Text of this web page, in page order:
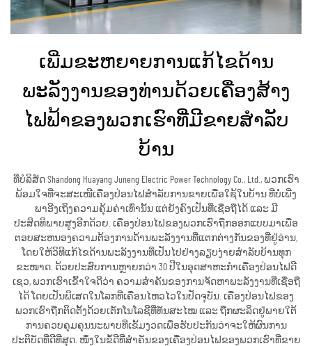
ເພີ່ມຂະຫຍາຍການແກ້ໄຂດ້ານ
ພະລັງງານຂອງທ່ານດ້ວຍເຄື່ອງສ້າງ
ໄຟຟ້າຂອງພວກເຮົາທີ່ມີຂາຍສຳລັບ
ບ້ານ
ທີ່ບໍລິສັດ Shandong Huayang Juneng Electric Power Technology Co., Ltd., ພວກເຮົາ
ພ້ອມໃຈທີ່ຈະສະເໜີເຄື່ອງປ່ອນໄຟສຳລັບການຂາຍເພື່ອໃຊ້ໃນບ້ານ ທີ່ບໍ່ເພີ່ງ
ພາອີງເຖິງຄວາມຄຸ້ມຄ່າເທົ່ານັ້ນ ແຕ່ຍັງຄົງເປັນທີ່ເຊື່ອຖືໄດ້ ແລະ ມີ
ປະສິດທິພາບສູງອີກດ້ວຍ. ເຄື່ອງປ່ອນໄຟຂອງພວກເຮົາຖືກອອກແບບມາເພື່ອ
ຕອບສະຫນອງຄວາມຕ້ອງການດ້ານພະລັງງານທີ່ແຕກຕ່າງກັນຂອງທີ່ຢູ່ອ່ານ,
ໂດຍໃຫ້ວິທີແກ້ໄຂດ້ານພະລັງງານທີ່ເປັນໄປຢ່າງລຽບງ່າຍສຳລັບບ້ານທຸກ
ຂະໜາດ. ດ້ວຍປະສົບການຫຼາຍກວ່າ 30 ປີໃນອຸດສາຫະກຳເຄື່ອງປ່ອນໄຟດີ
ເຊວ, ພວກເຮົາເຂົ້າໃຈດີວ່າ ຄວາມສຳຄັນຂອງການຈັດຫາພະລັງງານທີ່ເຊື່ອຖື
ໄດ້ ໂດຍເປັນພິເສດໃນໂລກທີ່ເຄື່ອນໄຫວໄວໃນປັດຈຸບັນ. ເຄື່ອງປ່ອນໄຟຂອງ
ພວກເຮົາຖືກຕິດຕັ້ງດ້ວຍເຕັກໂນໂລຊີທີ່ທັນສະໄໝ ແລະ ຖືກຜະລິດຢູ່ພາຍໃຕ້
ການຄວບຄຸມຄຸນນະພາບທີ່ເຂັ້ມງວດເພື່ອຮັບປະກັນວ່າຈະໃຫ້ຜົນການ
ປະຕິບັດທີ່ດີທີ່ສຸດ. ໜຶ່ງໃນຂໍ້ດີທີ່ສຳຄັນຂອງເຄື່ອງປ່ອນໄຟຂອງພວກເຮົາທີ່ຂາຍ